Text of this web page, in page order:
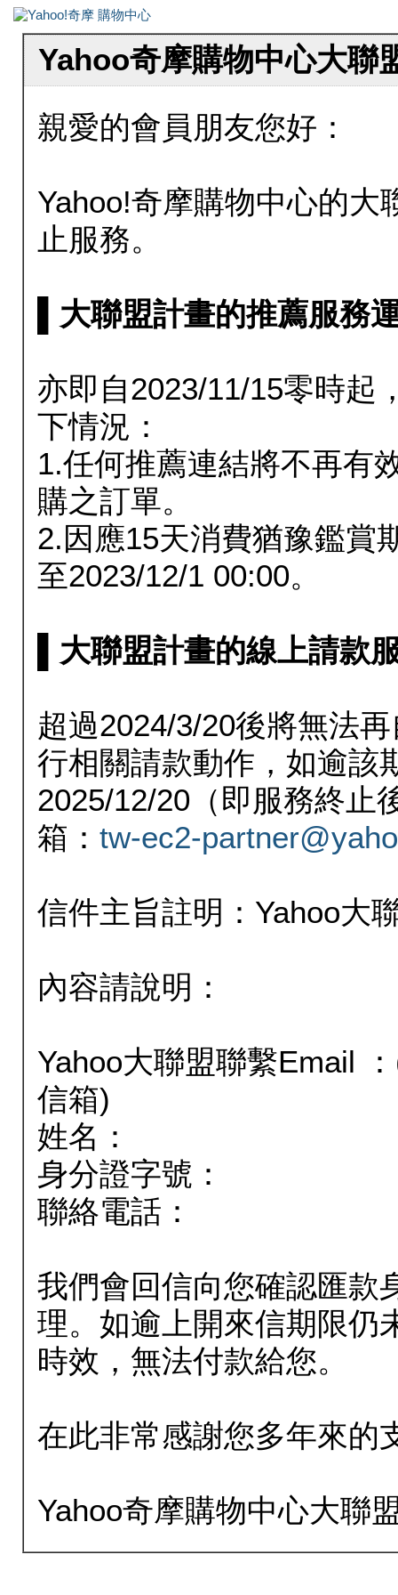
Yahoo奇摩購物中心大聯
親愛的會員朋友您好：
Yahoo!奇摩購物中心的大
止服務。
▌大聯盟計畫的推薦服務
亦即自2023/11/15零時起
下情況：
1.任何推薦連結將不再有
購之訂單。
2.因應15天消費猶豫鑑賞
至2023/12/1 00:00。
▌大聯盟計畫的線上請款
超過2024/3/20後將無法
行相關請款動作，如逾該
2025/12/20（即服務終止
箱： tw-ec2-
信件主旨註明：Yahoo大
內容請說明：
Yahoo大聯盟聯繫Email
信箱)
姓名：
身分證字號：
聯絡電話：
我們會回信向您確認匯款
理。如逾上開來信期限仍
時效，無法付款給您。
在此非常感謝您多年來的
Yahoo奇摩購物中心大